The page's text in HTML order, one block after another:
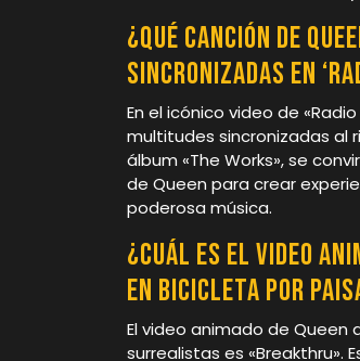
¿Qué canción de
sincronizadas en
En el icónico video de
multitudes sincronizadas al
álbum «The Works», se
de Queen para crear
poderosa música.
¿Cuál es el video
en bicicleta por
El video animado de
surrealistas es